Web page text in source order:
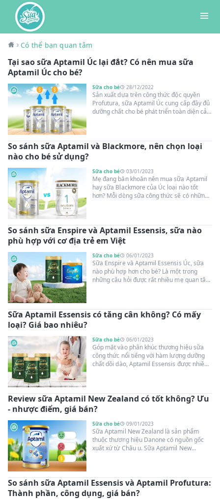
Có thể bạn quan tâm
Tại sao sữa Aptamil Úc lại đắt? Có nên mua sữa
Aptamil Úc cho bé?
Sữa cho bé 28/12/2022
Sản xuất dựa trên công thức độc quyền
Profutura, sữa Aptamil Úc cung cấp đầy đủ
dưỡng chất cho bé phát triển toàn diện cả
tại sao sữa Aptamil Úc lại đắt ? Cùng Sữa
Ngoại Nhập tìm lời giải đáp trong bài viết
So sánh sữa Aptamil và Blackmore, nên chọn loại
nào cho bé sử dụng?
Sữa cho bé 03/01/2023
Mẹ đang băn khoăn nên mua sữa Aptamil
hay sữa Blackmore của Úc loại nào tốt
hơn? Mỗi dòng sữa công thức sẽ có những
sữa Aptamil và Blackmore qua bài viết dưới
đây!
So sánh sữa Enspire và Aptamil Essensis, sữa nào
phù hợp với cơ địa trẻ em Việt
Sữa cho bé 06/01/2023
Sữa Enspire và Aptamil Essensis Úc, sữa
nào phù hợp hơn cho bé? Là một trong
những câu hỏi được rất nhiều mẹ quan tâm
Essensis dưới đây để có câu trả lời chính
Sữa Aptamil Essensis có tăng cân không? Có mấy
loại? Giá bao nhiêu?
Sữa cho bé 06/01/2023
Góp mặt vào phân khúc thương hiệu sữa
công thức nổi tiếng với hàm lượng dưỡng
chất dồi dào, Aptamil Essensis được nhiều
cân không? Bé thấp còi uống có phát triển
tốt? Để có câu trả lời, mẹ hãy cùng
Suangoainhap.com tham khảo bài đánh giá
dưới đây nhé!
Review sữa Aptamil New Zealand có tốt không? Ưu
- nhược điểm, giá bán?
Sữa cho bé 09/01/2023
Sữa Aptamil New Zealand là sản phẩm
thuộc thương hiệu Danone có nguồn gốc
xuất xứ từ Châu u. Sữa Aptamil New
mẹ hãy cùng Suangoainhap.com tìm hiệu
nội dung bài viết dưới đây nhé!
So sánh sữa Aptamil Essensis và Aptamil Profutura:
Thành phần, công dụng, giá bán?